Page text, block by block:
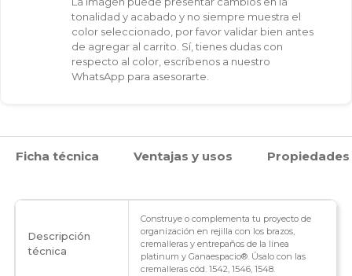
sistema
modular
tipo
cremallera
-
cantidad
tonalidad y acabado y no siempre muestra el
color seleccionado, por favor validar bien antes
de agregar al carrito. Sí, tienes dudas con
respecto al color, escríbenos a nuestro
WhatsApp para asesorarte.
Ficha técnica Ventajas y usos Propiedades
Descripción
técnica
Construye o complementa tu proyecto de
organización en rejilla con los brazos,
cremalleras y entrepaños de la línea
platinum y Ganaespacio®. Úsalo con las
cremalleras cód. 1542, 1546, 1548.